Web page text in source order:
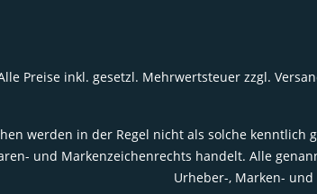
Preise inkl. gesetzl. Mehrwertsteuer zzgl.
werden in der Regel nicht als solche
und Markenzeichenrechts handelt. Alle
Urheber-, Marken-